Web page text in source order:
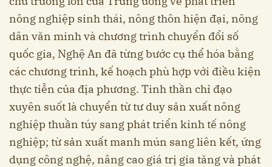
nông nghiệp sinh thái, nông thôn hiện đại, nông
dân văn minh và chương trình chuyển đổi số
quốc gia, Nghệ An đã từng bước cụ thể hóa bằng
các chương trình, kế hoạch phù hợp với điều kiện
thực tiễn của địa phương. Tinh thần chỉ đạo
xuyên suốt là chuyển từ tư duy sản xuất nông
nghiệp thuần túy sang phát triển kinh tế nông
nghiệp; từ sản xuất manh mún sang liên kết, ứng
dụng công nghệ, nâng cao giá trị gia tăng và phát